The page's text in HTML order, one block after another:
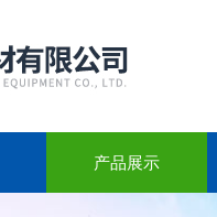
产品展示